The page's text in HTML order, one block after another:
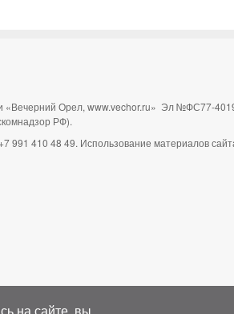
«Вечерний Орел, www.vechor.ru» Эл №ФС77-
РФ).
991 410 48 49. Использование материалов